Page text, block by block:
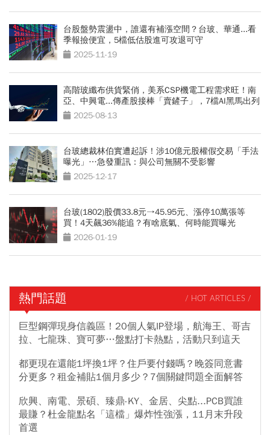
台股盤勢震盪中，誰還有補漲空間？台玻、華通...看
季報撿便宜，5檔低估股進可攻退可守
2025-11-19
高階玻纖布供貨緊俏，美系CSP機電工程需求旺！南
亞、中興電...傳產股接棒「賣鏟子」，7檔AI黑馬出列
2025-08-13
台玻總裁林伯實遭起訴！涉10億元股權假交易「手法
曝光」…急發重訊：與公司無關不受影響
2025-12-17
台玻(1802)股價33.8元→45.95元、漲停10萬張等
買！4天飆36%能追？有啥底氣、何時能買曝光
2026-01-19
熱門話題 / HOT ARTICLES /
巨型鋼彈現身信義區！20個人氣IP登場，航海王、哥吉
拉、七龍珠、寶可夢…盤點打卡熱點，活動只到這天
都更現在還能1坪換1坪？住戶要付錢嗎？晚簽同意書
分更多？租金補貼1個月多少？7個關鍵問題全面解答
欣興、南電、景碩、臻鼎-KY、金居、尖點...PCB買誰
最賺？杜金龍點名「這檔」爆炸性強漲，11月末升段
首選